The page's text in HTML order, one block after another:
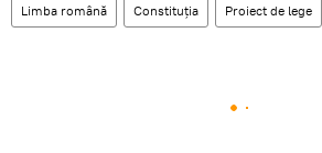
Limba română Constituția Proiect de lege